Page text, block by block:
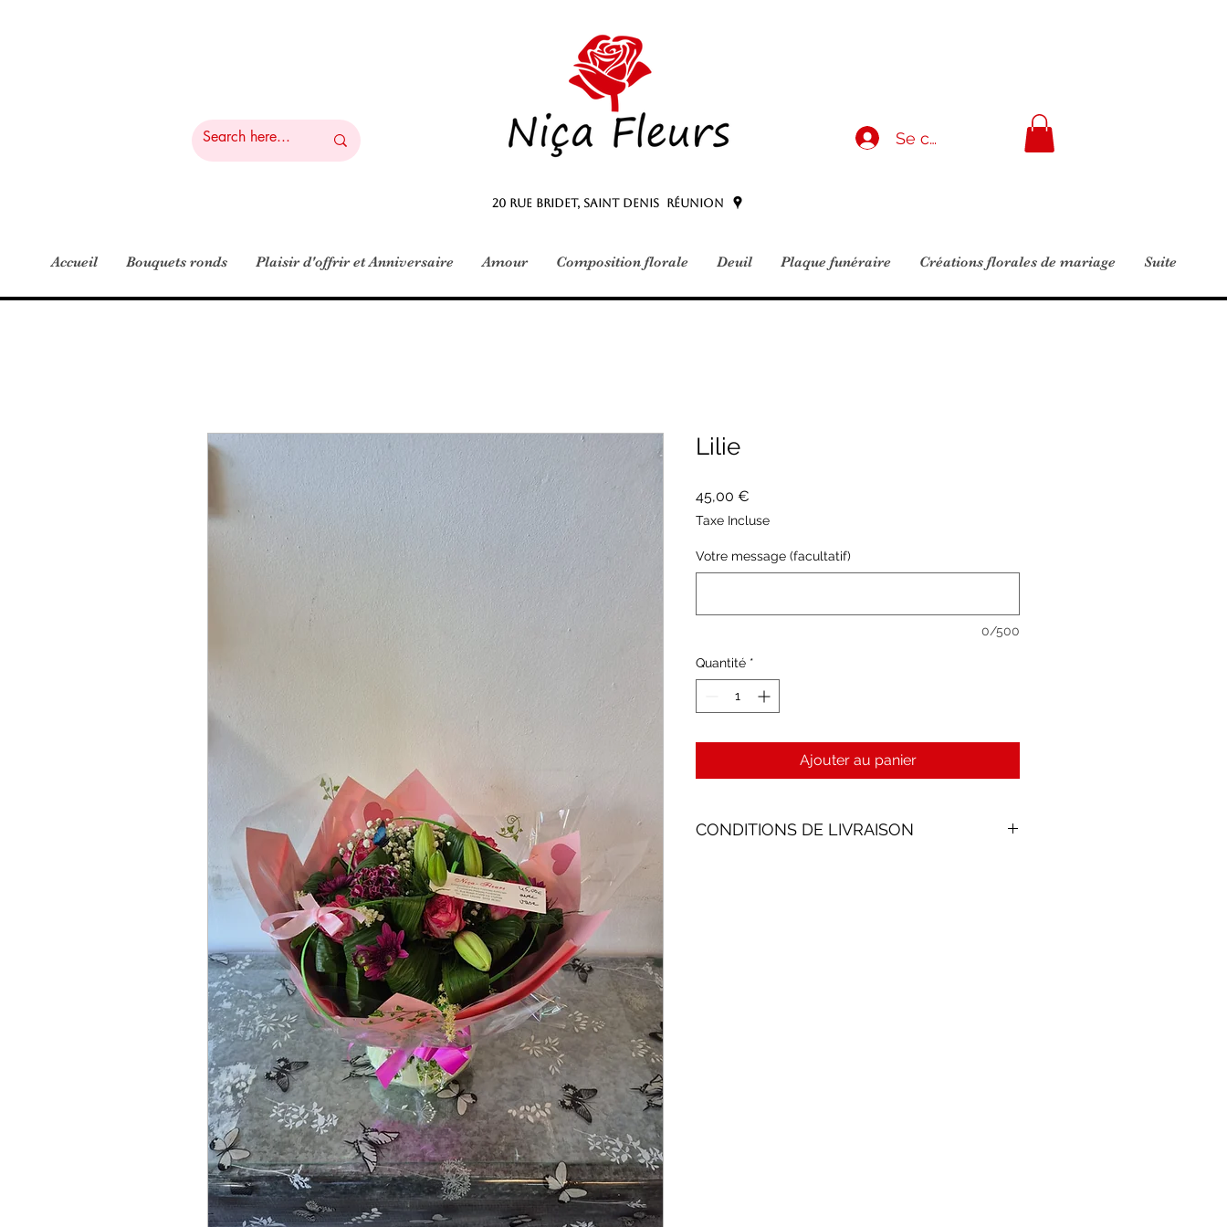
Se connecter
20 Rue Bridet, Saint Denis Réunion
Accueil Bouquets ronds Plaisir d'offrir et Anniversaire Amour Composition florale Deuil Plaque funéraire Créations florales de mariage Suite
Lilie
45,00 €
Taxe Incluse
Votre message (facultatif)
0/500
Quantité *
Ajouter au panier
CONDITIONS DE LIVRAISON